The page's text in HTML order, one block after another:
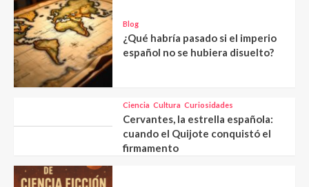
Blog
¿Qué habría pasado si el imperio
español no se hubiera disuelto?
Ciencia Cultura Curiosidades
Cervantes, la estrella española:
cuando el Quijote conquistó el
firmamento